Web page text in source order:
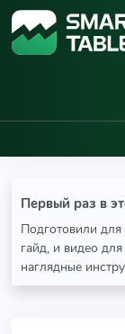
Первый раз в
Подготовили
гайд, и видео
наглядные